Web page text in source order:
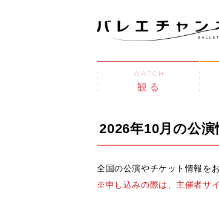
WATCH
観る
2026年10月の公演
全国の公演やチケット情報を
※申し込みの際は、主催者サ